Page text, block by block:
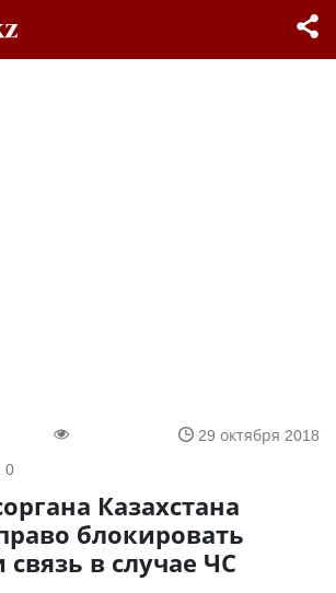
29 октября 2018
0
Казахстана
блокировать
связь в случае ЧС